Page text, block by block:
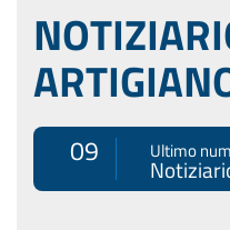
09 Ultimo